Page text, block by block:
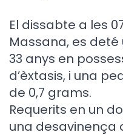
El dissabte a les
Massana, es
33 anys en
d’èxtasis, i una
de 0,7 grams.
Requerits en un
una desavinença